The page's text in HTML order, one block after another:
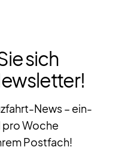
sich
News – ein-
pro Woche
Postfach!